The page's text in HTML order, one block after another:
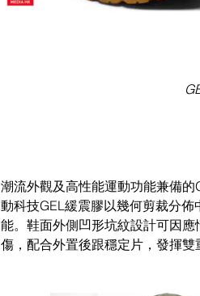
潮流外觀及高性能運動功能兼備
動科技GEL緩震膠以幾何剪裁分
能。鞋面外側凹形坑紋設計可因
傷，配合外置後跟穩定片，發揮雙